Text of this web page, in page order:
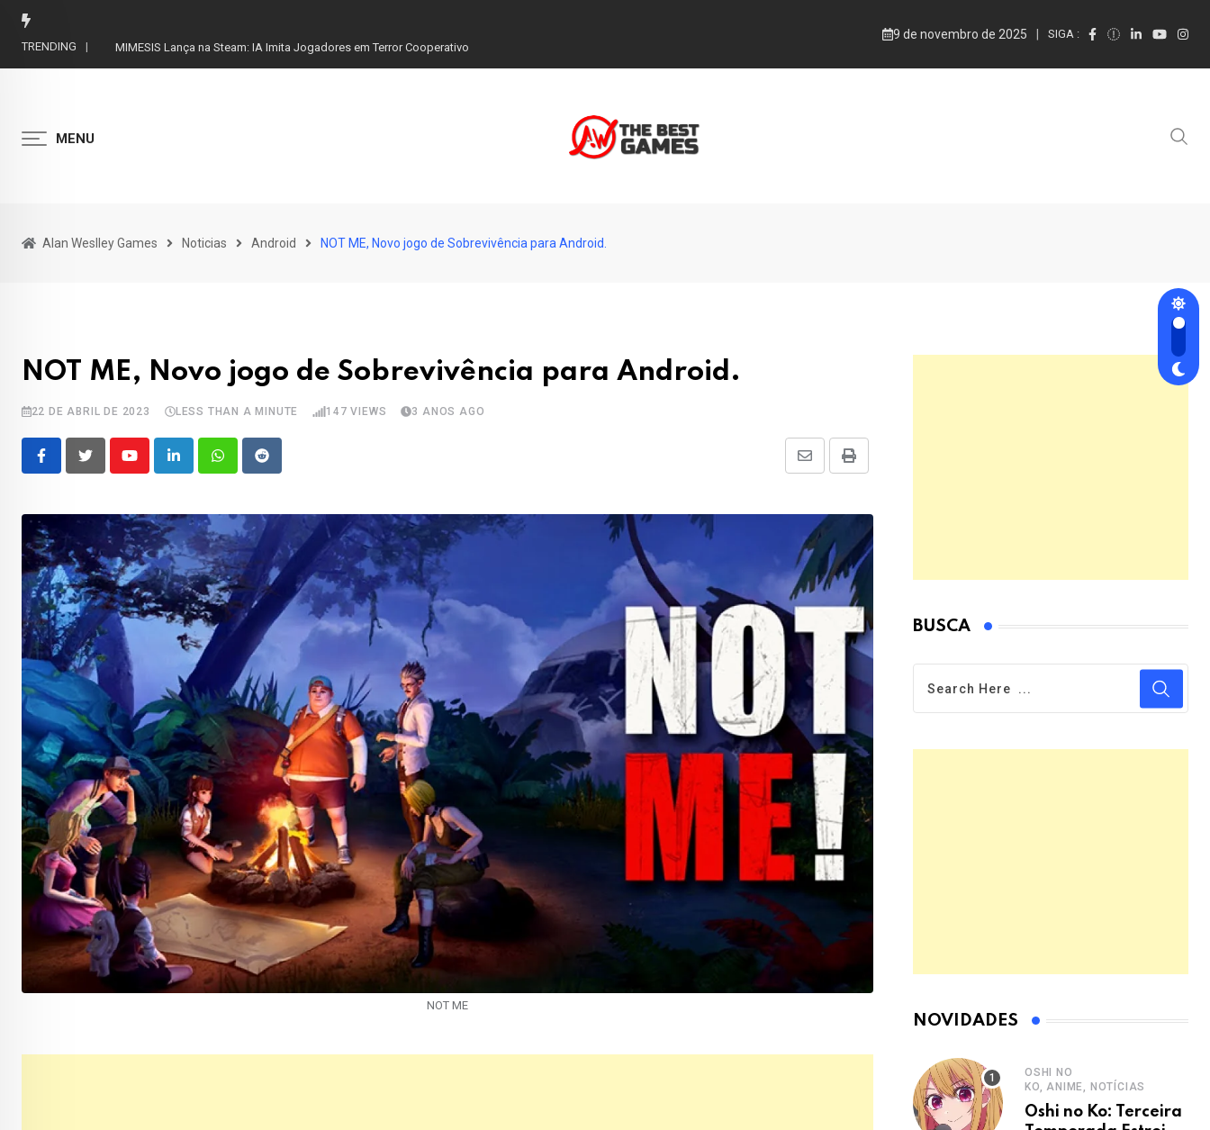
Skip
TRENDING MIMESIS Lança na Steam: IA Imita Jogadores em Terror Cooperativo
9 de novembro de 2025 SIGA :
MENU
Alan Weslley Games Noticias Android NOT ME, Novo jogo de Sobrevivência para Android.
NOT ME, Novo jogo de Sobrevivência para Android.
22 DE ABRIL DE 2023 LESS THAN A MINUTE 147 VIEWS 3 ANOS AGO
YoutubeLinkedInWhatsappReddit Print
Share
Email
NOT ME
BUSCA
NOVIDADES
OSHI NO
KO, ANIME, NOTÍCIAS
Oshi no Ko: Terceira